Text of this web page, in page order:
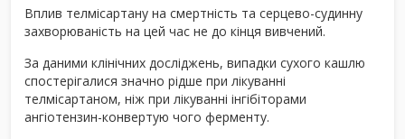
Вплив телмісартану на смертність та серцево-судинну
захворюваність на цей час не до кінця вивчений.
За даними клінічних досліджень, випадки сухого кашлю
спостерігалися значно рідше при лікуванні
телмісартаном, ніж при лікуванні інгібіторами
ангіотензин-конвертую чого ферменту.